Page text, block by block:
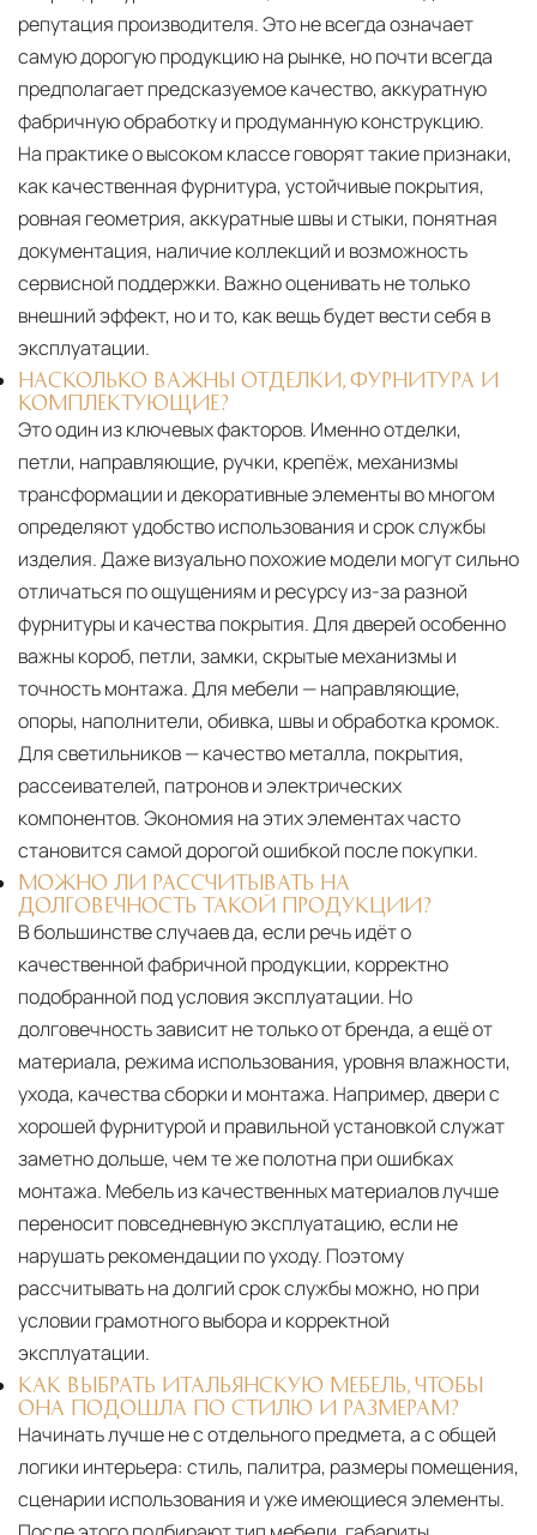
репутация производителя. Это не всегда означает
самую дорогую продукцию на рынке, но почти всегда
предполагает предсказуемое качество, аккуратную
фабричную обработку и продуманную конструкцию.
На практике о высоком классе говорят такие признаки,
как качественная фурнитура, устойчивые покрытия,
ровная геометрия, аккуратные швы и стыки, понятная
документация, наличие коллекций и возможность
сервисной поддержки. Важно оценивать не только
внешний эффект, но и то, как вещь будет вести себя в
эксплуатации.
НАСКОЛЬКО ВАЖНЫ ОТДЕЛКИ, ФУРНИТУРА И
КОМПЛЕКТУЮЩИЕ?
Это один из ключевых факторов. Именно отделки,
петли, направляющие, ручки, крепёж, механизмы
трансформации и декоративные элементы во многом
определяют удобство использования и срок службы
изделия. Даже визуально похожие модели могут сильно
отличаться по ощущениям и ресурсу из-за разной
фурнитуры и качества покрытия. Для дверей особенно
важны короб, петли, замки, скрытые механизмы и
точность монтажа. Для мебели — направляющие,
опоры, наполнители, обивка, швы и обработка кромок.
Для светильников — качество металла, покрытия,
рассеивателей, патронов и электрических
компонентов. Экономия на этих элементах часто
становится самой дорогой ошибкой после покупки.
МОЖНО ЛИ РАССЧИТЫВАТЬ НА
ДОЛГОВЕЧНОСТЬ ТАКОЙ ПРОДУКЦИИ?
В большинстве случаев да, если речь идёт о
качественной фабричной продукции, корректно
подобранной под условия эксплуатации. Но
долговечность зависит не только от бренда, а ещё от
материала, режима использования, уровня влажности,
ухода, качества сборки и монтажа. Например, двери с
хорошей фурнитурой и правильной установкой служат
заметно дольше, чем те же полотна при ошибках
монтажа. Мебель из качественных материалов лучше
переносит повседневную эксплуатацию, если не
нарушать рекомендации по уходу. Поэтому
рассчитывать на долгий срок службы можно, но при
условии грамотного выбора и корректной
эксплуатации.
КАК ВЫБРАТЬ ИТАЛЬЯНСКУЮ МЕБЕЛЬ, ЧТОБЫ
ОНА ПОДОШЛА ПО СТИЛЮ И РАЗМЕРАМ?
Начинать лучше не с отдельного предмета, а с общей
логики интерьера: стиль, палитра, размеры помещения,
сценарии использования и уже имеющиеся элементы.